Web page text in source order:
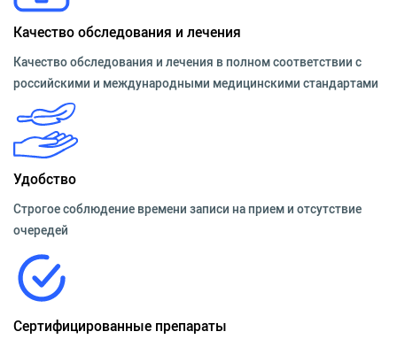
Качество обследования и лечения
Качество обследования и лечения в полном соответствии с
российскими и международными медицинскими стандартами
Удобство
Строгое соблюдение времени записи на прием и отсутствие
очередей
Сертифицированные препараты